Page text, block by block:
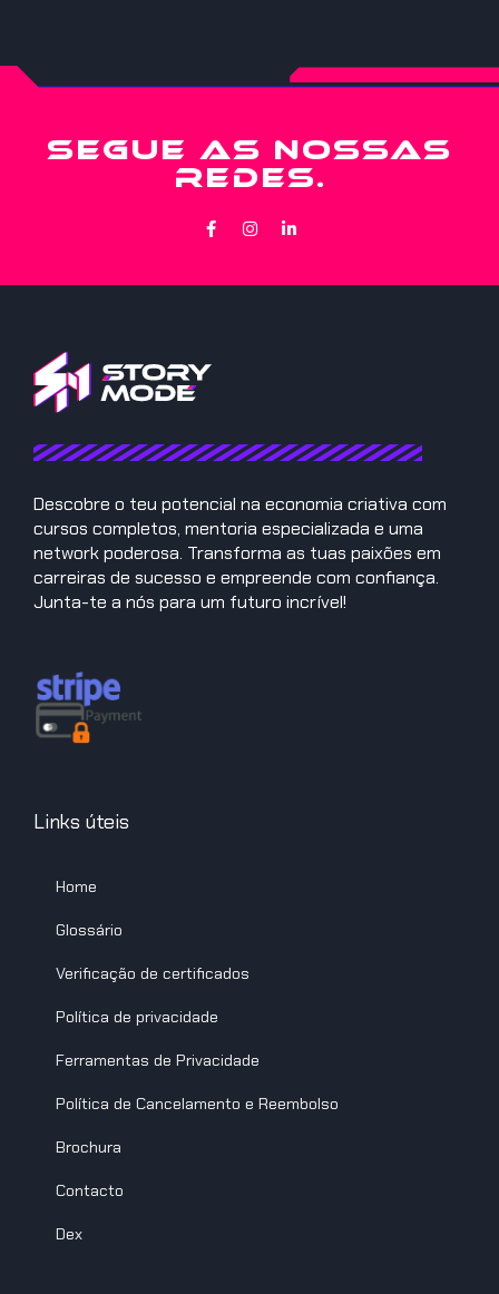
SEGUE AS NOSSAS
REDES.
Descobre o teu potencial na economia criativa com
cursos completos, mentoria especializada e uma
network poderosa. Transforma as tuas paixões em
carreiras de sucesso e empreende com confiança.
Junta-te a nós para um futuro incrível!
Links úteis
Home
Glossário
Verificação de certificados
Política de privacidade
Ferramentas de Privacidade
Política de Cancelamento e Reembolso
Brochura
Contacto
Dex